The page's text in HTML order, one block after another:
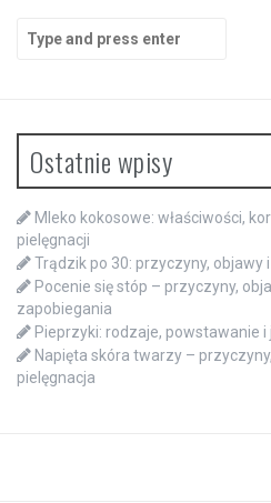
Search
for:
Ostatnie wpisy
Mleko kokosowe: właściwości,
pielęgnacji
Trądzik po 30: przyczyny,
Pocenie się stóp – przyczyny,
zapobiegania
Pieprzyki: rodzaje, powstawanie i
Napięta skóra twarzy –
pielęgnacja